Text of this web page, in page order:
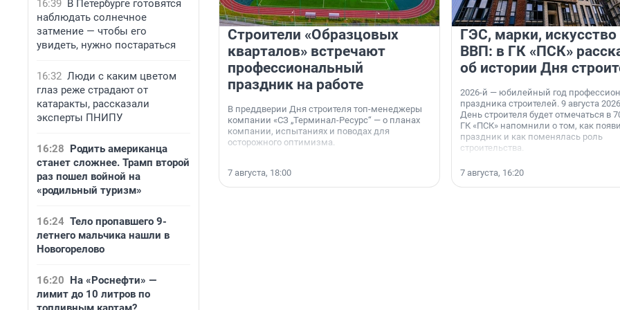
16:39 В Петербурге готовятся
наблюдать солнечное
затмение — чтобы его
увидеть, нужно постараться
16:32 Люди с каким цветом
глаз реже страдают от
катаракты, рассказали
эксперты ПНИПУ
16:28 Родить американца
станет сложнее. Трамп второй
раз пошел войной на
«родильный туризм»
16:24 Тело пропавшего 9-
летнего мальчика нашли в
Новогорелово
16:20 На «Роснефти» —
лимит до 10 литров по
Строители «Образцовых
кварталов» встречают
профессиональный
праздник на работе
В преддверии Дня строителя топ-менеджеры
компании «СЗ „Терминал-Ресурс“ — о планах
компании, испытаниях и поводах для
осторожного оптимизма.
7 августа, 18:00
ГЭС, марки, искусство
ВВП: в ГК «ПСК»
об истории Дня
2026-й — юбилейный год
праздника строителей. 9 августа
День строителя будет отмечаться в
ГК «ПСК» напомнили о том, как
праздник и как поменялась роль
строительства.
7 августа, 16:20